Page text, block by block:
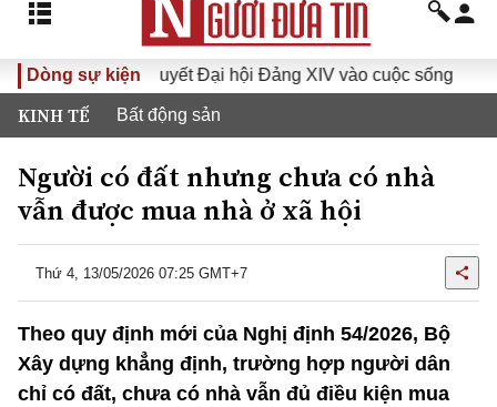
Dòng sự kiện
Đưa Nghị quyết Đại hội Đảng XIV vào cuộc sống
KINH TẾ Bất động sản
Người có đất nhưng chưa có nhà
vẫn được mua nhà ở xã hội
Thứ 4, 13/05/2026 07:25 GMT+7
Theo quy định mới của Nghị định 54/2026, Bộ
Xây dựng khẳng định, trường hợp người dân
chỉ có đất, chưa có nhà vẫn đủ điều kiện mua